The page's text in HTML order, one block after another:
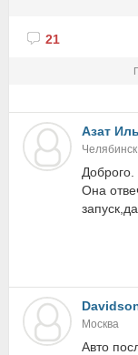
21
Азат
Челябинск
Доброго.
Она
Москва
Авто